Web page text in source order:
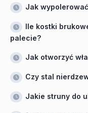
Jak
Ile kostki
palecie?
Jak otworzyć
Czy stal
Jakie struny do